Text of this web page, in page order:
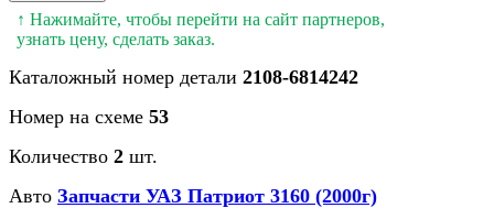
↑ Нажимайте, чтобы перейти на сайт партнеров,
узнать цену, сделать заказ.
Каталожный номер детали 2108-6814242
Номер на схеме 53
Количество 2 шт.
Авто Запчасти УАЗ Патриот 3160 (2000г)